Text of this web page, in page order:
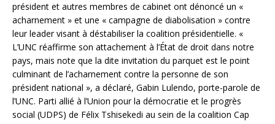
président et autres membres de cabinet ont dénoncé un «
acharnement » et une « campagne de diabolisation » contre
leur leader visant à déstabiliser la coalition présidentielle. «
L’UNC réaffirme son attachement à l’État de droit dans notre
pays, mais note que la dite invitation du parquet est le point
culminant de l’acharnement contre la personne de son
président national », a déclaré, Gabin Lulendo, porte-parole de
l’UNC. Parti allié à l’Union pour la démocratie et le progrès
social (UDPS) de Félix Tshisekedi au sein de la coalition Cap